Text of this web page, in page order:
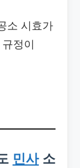
소 시효가
규정이
민사소